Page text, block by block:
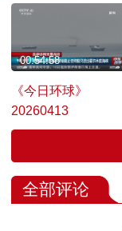
《今日环球》
20260413
00:54:58
全部评论